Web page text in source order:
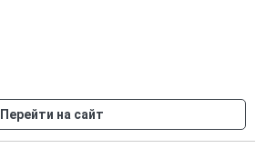
Перейти на сайт